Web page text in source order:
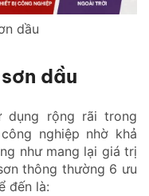
dầu
dầu
dụng rộng rãi trong
nghiệp nhờ khả
như mang lại giá trị
thông thường 6 ưu
đến là: